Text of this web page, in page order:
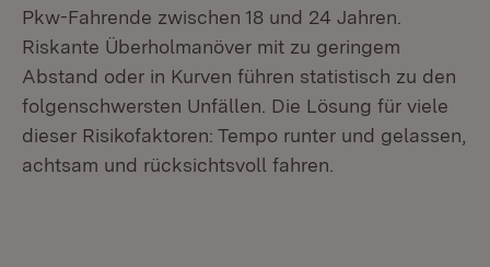
Pkw-Fahrende zwischen 18 und 24 Jahren.
Riskante Überholmanöver mit zu geringem
Abstand oder in Kurven führen statistisch zu den
folgenschwersten Unfällen. Die Lösung für viele
dieser Risikofaktoren: Tempo runter und gelassen,
achtsam und rücksichtsvoll fahren.